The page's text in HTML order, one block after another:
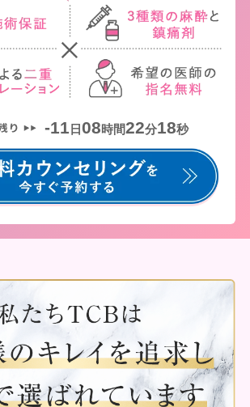
-11 日08時間22分18秒